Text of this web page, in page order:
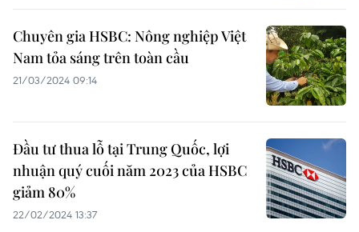
Chuyên gia HSBC: Nông nghiệp Việt
Nam tỏa sáng trên toàn cầu
21/03/2024 09:14
Đầu tư thua lỗ tại Trung Quốc, lợi
nhuận quý cuối năm 2023 của HSBC
giảm 80%
22/02/2024 13:37